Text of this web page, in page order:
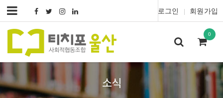
로그인 회원가입
0
소식